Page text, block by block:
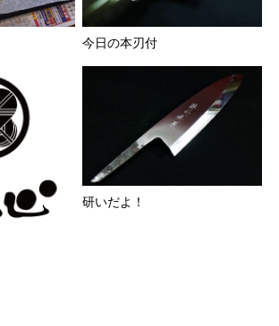
今日の本刃付
研いだよ！